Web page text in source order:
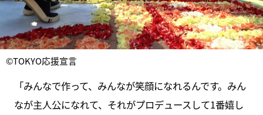
©TOKYO応援宣言
「みんなで作って、みんなが笑顔になれるんです。みん
なが主人公になれて、それがプロデュースして1番嬉し